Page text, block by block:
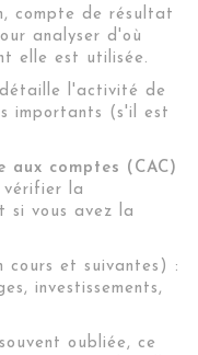
compte de résultat
analyser d'où
elle est utilisée.
l'activité de
importants (s'il est
aux comptes (CAC)
vérifier la
si vous avez la
cours et suivantes) :
investissements,
oubliée, ce